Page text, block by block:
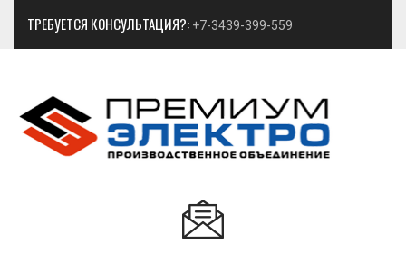
ТРЕБУЕТСЯ КОНСУЛЬТАЦИЯ?: +7-3439-399-559